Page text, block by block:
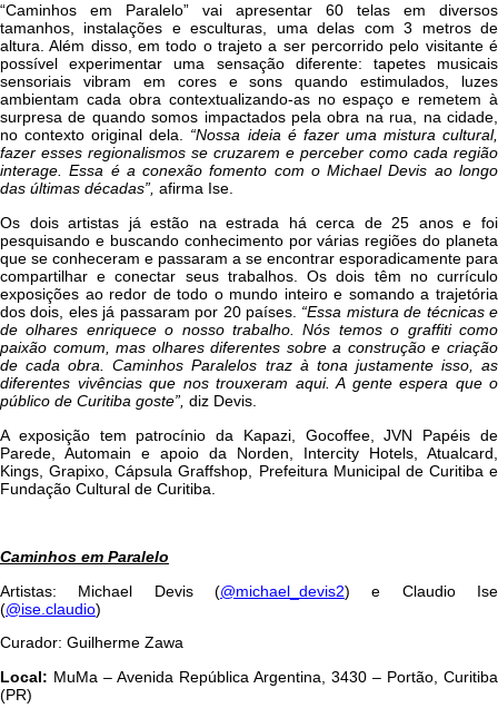
“Caminhos em Paralelo” vai apresentar 60 telas em diversos
tamanhos, instalações e esculturas, uma delas com 3 metros de
altura. Além disso, em todo o trajeto a ser percorrido pelo visitante é
possível experimentar uma sensação diferente: tapetes musicais
sensoriais vibram em cores e sons quando estimulados, luzes
ambientam cada obra contextualizando-as no espaço e remetem à
surpresa de quando somos impactados pela obra na rua, na cidade,
no contexto original dela. “Nossa ideia é fazer uma mistura cultural,
fazer esses regionalismos se cruzarem e perceber como cada região
interage. Essa é a conexão fomento com o Michael Devis ao longo
das últimas décadas”, afirma Ise.
Os dois artistas já estão na estrada há cerca de 25 anos e foi
pesquisando e buscando conhecimento por várias regiões do planeta
que se conheceram e passaram a se encontrar esporadicamente para
compartilhar e conectar seus trabalhos. Os dois têm no currículo
exposições ao redor de todo o mundo inteiro e somando a trajetória
dos dois, eles já passaram por 20 países. “Essa mistura de técnicas e
de olhares enriquece o nosso trabalho. Nós temos o graffiti como
paixão comum, mas olhares diferentes sobre a construção e criação
de cada obra. Caminhos Paralelos traz à tona justamente isso, as
diferentes vivências que nos trouxeram aqui. A gente espera que o
público de Curitiba goste”, diz Devis.
A exposição tem patrocínio da Kapazi, Gocoffee, JVN Papéis de
Parede, Automain e apoio da Norden, Intercity Hotels, Atualcard,
Kings, Grapixo, Cápsula Graffshop, Prefeitura Municipal de Curitiba e
Fundação Cultural de Curitiba.
Caminhos em Paralelo
Artistas: Michael Devis (@michael_devis2) e Claudio Ise
(@ise.claudio)
Curador: Guilherme Zawa
Local: MuMa – Avenida República Argentina, 3430 – Portão, Curitiba
(PR)